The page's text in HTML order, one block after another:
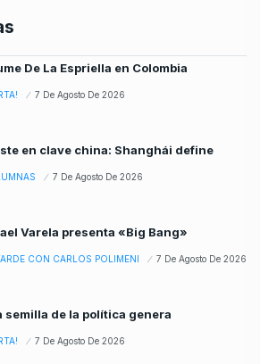
De La Espriella en Colombia
7 De Agosto De 2026
en clave china: Shanghái define
7 De Agosto De 2026
Varela presenta «Big Bang»
CON CARLOS POLIMENI 7 De Agosto De 2026
semilla de la política genera
7 De Agosto De 2026